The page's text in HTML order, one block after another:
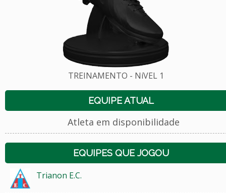
TREINAMENTO - NíVEL 1
EQUIPE ATUAL
Atleta em disponibilidade
EQUIPES QUE JOGOU
Trianon E.C.